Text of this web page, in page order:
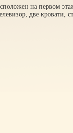
на первом
две кровати,